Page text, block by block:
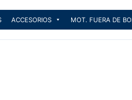
ACCESORIOS MOT. FUERA DE